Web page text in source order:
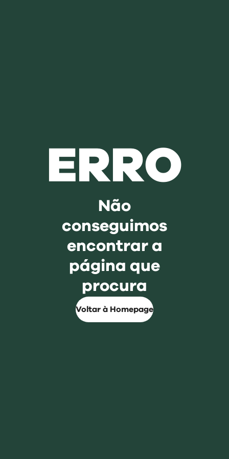
ERRO
Não
conseguimos
encontrar a
página que
procura
Voltar à Homepage